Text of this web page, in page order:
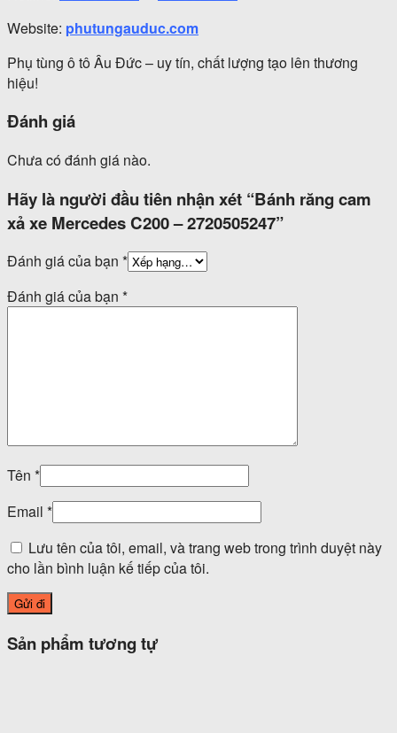
Website: phutungauduc.com
Phụ tùng ô tô Âu Đức – uy tín, chất lượng tạo lên thương
hiệu!
Đánh giá
Chưa có đánh giá nào.
Hãy là người đầu tiên nhận xét “Bánh răng cam
xả xe Mercedes C200 – 2720505247”
Đánh giá của bạn *
Đánh giá của bạn *
Tên *
Email *
Lưu tên của tôi, email, và trang web trong trình duyệt này
cho lần bình luận kế tiếp của tôi.
Sản phẩm tương tự